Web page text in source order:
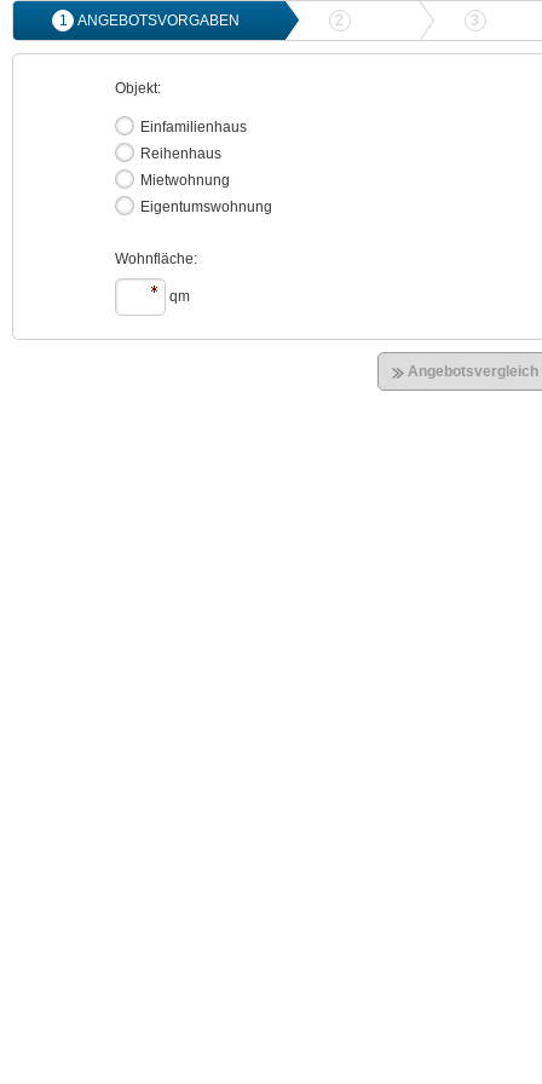
1 ANGEBOTSVORGABEN 2 ANGEBOTSVERGLEICH
3
Objekt:
Einfamilienhaus
Reihenhaus
Mietwohnung
Eigentumswohnung
Wohnfläche:
qm
Angebotsvergleich